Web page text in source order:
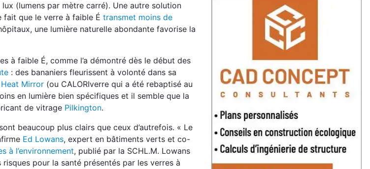
(lumens par mètre carré). Une autre solution
fait que le verre à faible É transmet moins de
une lumière naturelle abondante favorise la
à faible É, comme l’a démontré dès le début des
: des bananiers fleurissent à volonté dans sa
Heat Mirror (ou CALORIverre qui a été rebaptisé au
en lumière bien spécifiques et il semble que la
de vitrage Pilkington.
beaucoup plus clairs que ceux d’autrefois. « Le
Ed Lowans, expert en bâtiments verts et co-
à l’environnement, publié par la SCHL.M. Lowans
pour la santé présentés par les verres à